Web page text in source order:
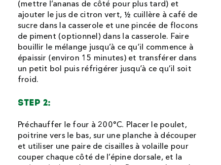
(mettre l’ananas de côté pour plus tard) et
ajouter le jus de citron vert, ½ cuillère à café de
sucre dans la casserole et une pincée de flocons
de piment (optionnel) dans la casserole. Faire
bouillir le mélange jusqu’à ce qu’il commence à
épaissir (environ 15 minutes) et transférer dans
un petit bol puis réfrigérer jusqu’à ce qu’il soit
froid.
STEP 2:
Préchauffer le four à 200°C. Placer le poulet,
poitrine vers le bas, sur une planche à découper
et utiliser une paire de cisailles à volaille pour
couper chaque côté de l’épine dorsale, et la